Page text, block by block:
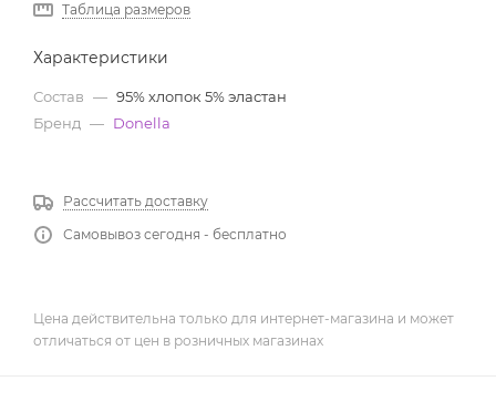
Таблица размеров
Характеристики
Состав — 95% хлопок 5% эластан
Бренд — Donella
Рассчитать доставку
Самовывоз сегодня - бесплатно
Цена действительна только для интернет-магазина и может
отличаться от цен в розничных магазинах